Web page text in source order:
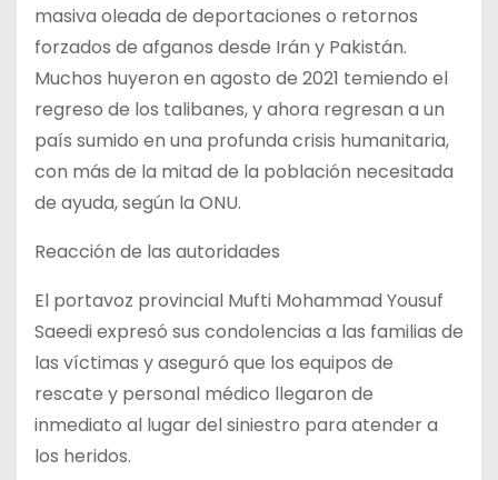
masiva oleada de deportaciones o retornos
forzados de afganos desde Irán y Pakistán.
Muchos huyeron en agosto de 2021 temiendo el
regreso de los talibanes, y ahora regresan a un
país sumido en una profunda crisis humanitaria,
con más de la mitad de la población necesitada
de ayuda, según la ONU.
Reacción de las autoridades
El portavoz provincial Mufti Mohammad Yousuf
Saeedi expresó sus condolencias a las familias de
las víctimas y aseguró que los equipos de
rescate y personal médico llegaron de
inmediato al lugar del siniestro para atender a
los heridos.